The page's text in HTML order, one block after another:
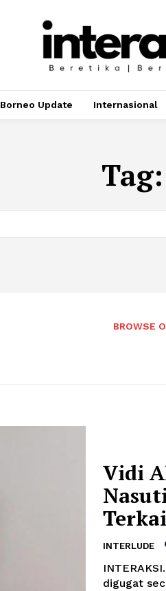
Borneo Update Internasional
Tag:
BROWSE
Vidi
INTERLUDE
digugat